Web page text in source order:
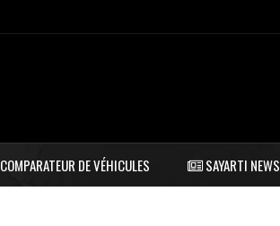
COMPARATEUR DE VÉHICULES SAYARTI NEWS